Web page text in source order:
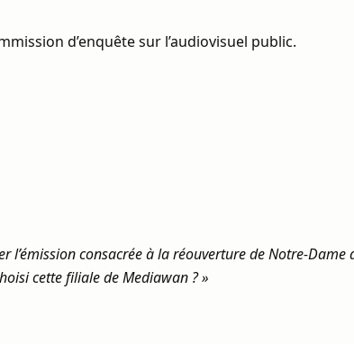
d’enquête sur l’audiovisuel public.
l’émission consacrée à la réouverture de Notre-
cette filiale de Mediawan ? »